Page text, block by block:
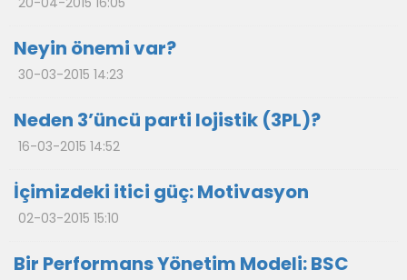
Neyin önemi var?
30-03-2015 14:23
Neden 3’üncü parti lojistik (3PL)?
16-03-2015 14:52
İçimizdeki itici güç: Motivasyon
02-03-2015 15:10
Bir Performans Yönetim Modeli: BSC